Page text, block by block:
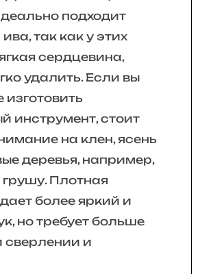
подходит
так как у этих
сердцевина,
удалить. Если вы
изготовить
инструмент, стоит
на клен, ясень
деревья, например,
Плотная
более яркий и
но требует больше
сверлении и